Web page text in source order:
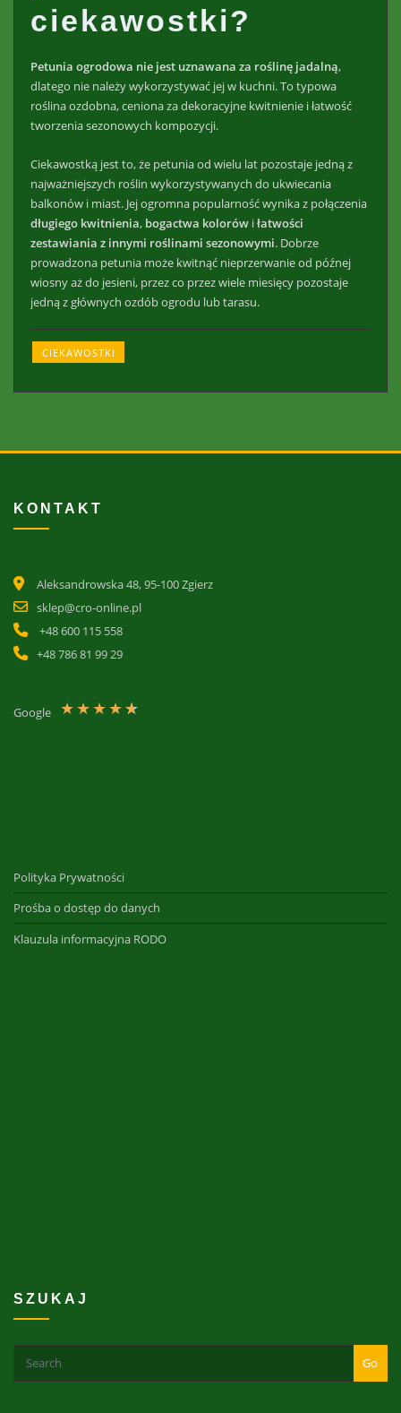
ciekawostki?
Petunia ogrodowa nie jest uznawana za roślinę jadalną,
dlatego nie należy wykorzystywać jej w kuchni. To typowa
roślina ozdobna, ceniona za dekoracyjne kwitnienie i łatwość
tworzenia sezonowych kompozycji.
Ciekawostką jest to, że petunia od wielu lat pozostaje jedną z
najważniejszych roślin wykorzystywanych do ukwiecania
balkonów i miast. Jej ogromna popularność wynika z połączenia
długiego kwitnienia, bogactwa kolorówiłatwości
zestawiania z innymi roślinami sezonowymi. Dobrze
prowadzona petunia może kwitnąć nieprzerwanie od późnej
wiosny aż do jesieni, przez co przez wiele miesięcy pozostaje
jedną z głównych ozdób ogrodu lub tarasu.
CIEKAWOSTKI
KONTAKT
Aleksandrowska 48, 95-100 Zgierz
sklep@cro-online.pl
+48 600 115 558
+48 786 81 99 29
Google ★★★★★
Polityka Prywatności
Prośba o dostęp do danych
Klauzula informacyjna RODO
SZUKAJ
Go